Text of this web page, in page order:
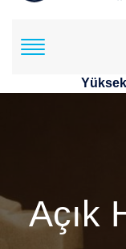
Açık